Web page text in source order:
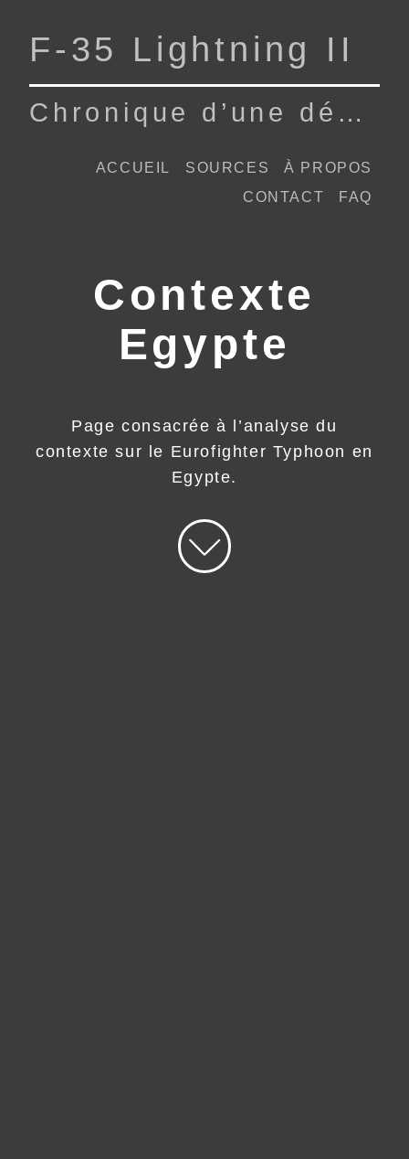
F‑35 Lightning II
Chronique d’une dépendance
ACCUEIL SOURCES
À PROPOS
CONTACT
FAQ
Contexte
Egypte
Page consacrée à l’analyse du
contexte sur le Eurofighter Typhoon en
Egypte.